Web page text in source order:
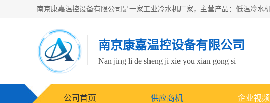
南京康嘉温控设备有限公司
Nan jing li de sheng ji xie you xian gong si
公司首页 供应商机 企业视频